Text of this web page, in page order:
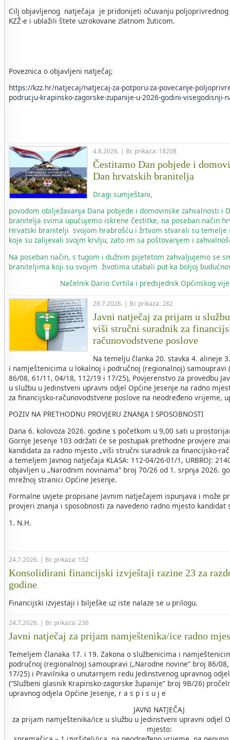
Cilj objavljenog natječaja je pridonijeti očuvanju
KZŽ-e i ublažili štete uzrokovane zlatnom žuticom.
Poveznica o objavljeni natječaj;
https://kzz.hr/natjecaj/natjecaj-za-potporu-za-povecanje-
podrucju-krapinsko-zagorske-zupanije-u-2026-godini-visegodisnji-
4.8.2026. | Br. prikaza: 18208
Čestitamo Dan pobjede i
Dan hrvatskih branitelja
Dragi sumještani,
povodom obilježavanja Dana pobjede i domovinske zahvalnosti i
branitelja svima upućujemo iskrene čestitke, na poseban način
Hrvatski branitelji svojom hrabrošću i žrtvom stvarali su temelje
koje su zalijevali svojm krvlju, zato im sa poštovanjem i
Na poseban način, s tugom i dužnim pijetetom zahvaljujemo se
braniteljima koji su svojim životima utabali put ka boljoj
Načelnik Dario Cvrtila i predsjednik Općinskog
28.7.2026. | Br. prikaza: 282
Javni natječaj za prijam u
viši stručni suradnik za
računovodstvene poslove
Na temelju članka 20. stavka 4. alineje
i namještenicima u lokalnoj i područnoj (regionalnoj) samoupravi
86/08, 61/11, 04/18, 112/19 i 17/25), Povjerenstvo za provedbu
u službu u Jedinstveni upravni odjel Općine Jesenje na radno
za financijsko-računovodstvene poslove na neodređeno vrijeme,
POZIV NA PRETHODNU PROVJERU ZNANJA I SPOSOBNOSTI
Dana 6. kolovoza 2026. godine s početkom u 9,00 sati u
Gornje Jesenje 103 održati će se postupak prethodne provjere
kandidata za radno mjesto „viši stručni suradnik za financijsko-
a temeljem Javnog natječaja KLASA: 112-04/26-01/1, URBROJ:
objavljen u „Narodnim novinama“ broj 70/26 od 1. srpnja 2026.
mrežnoj stranici Općine Jesenje.
Formalne uvjete propisane Javnim natječajem ispunjava i može
provjeri znanja i sposobnosti za navedeno radno mjesto
1. N.H.
24.7.2026. | Br. prikaza: 152
Konsolidirani financijski izvještaji razine 23 za
godine
Financijski izvjestaji i bilješke uz iste nalaze se u prilogu.
24.7.2026. | Br. prikaza: 236
Javni natječaj za prijam namještenika/ice radno
Temeljem članaka 17. i 19. Zakona o službenicima i
područnoj (regionalnoj) samoupravi („Narodne novine“ broj 86/
17/25) i Pravilnika o unutarnjem redu Jedinstvenog upravnog
(“Službeni glasnik Krapinsko-zagorske županije” broj 9B/26)
upravnog odjela Općine Jesenje, r a s p i s u j e
JAVNI NATJEČAJ
za prijam namještenika/ice u službu u Jedinstveni upravni odjel
mjesto: